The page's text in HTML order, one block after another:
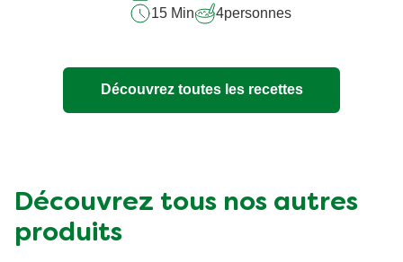
15 Min
4personnes
Découvrez toutes les recettes
Découvrez tous nos autres
produits